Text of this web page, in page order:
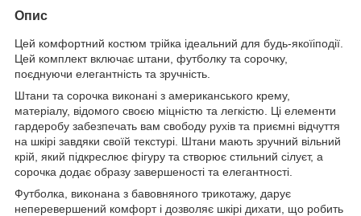
Опис
Цей комфортний костюм трійка ідеальний для будь-якоїіподії.
Цей комплект включає штани, футболку та сорочку,
поєднуючи елегантність та зручність.
Штани та сорочка виконані з американського крему,
матеріалу, відомого своєю міцністю та легкістю. Ці елементи
гардеробу забезпечать вам свободу рухів та приємні відчуття
на шкірі завдяки своїй текстурі. Штани мають зручний вільний
крій, який підкреслює фігуру та створює стильний сілуєт, а
сорочка додає образу завершеності та елегантності.
Футболка, виконана з бавовняного трикотажу, дарує
неперевершений комфорт і дозволяє шкірі дихати, що робить